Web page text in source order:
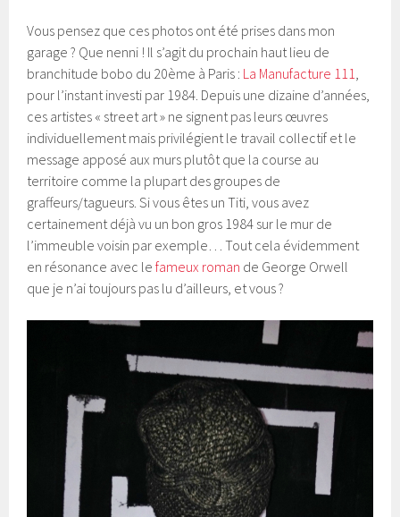
Vous pensez que ces photos ont été prises dans mon
garage ? Que nenni ! Il s’agit du prochain haut lieu de
branchitude bobo du 20ème à Paris : La Manufacture 111,
pour l’instant investi par 1984. Depuis une dizaine d’années,
ces artistes « street art » ne signent pas leurs œuvres
individuellement mais privilégient le travail collectif et le
message apposé aux murs plutôt que la course au
territoire comme la plupart des groupes de
graffeurs/tagueurs. Si vous êtes un Titi, vous avez
certainement déjà vu un bon gros 1984 sur le mur de
l’immeuble voisin par exemple… Tout cela évidemment
en résonance avec lefameux roman de George Orwell
que je n’ai toujours pas lu d’ailleurs, et vous ?